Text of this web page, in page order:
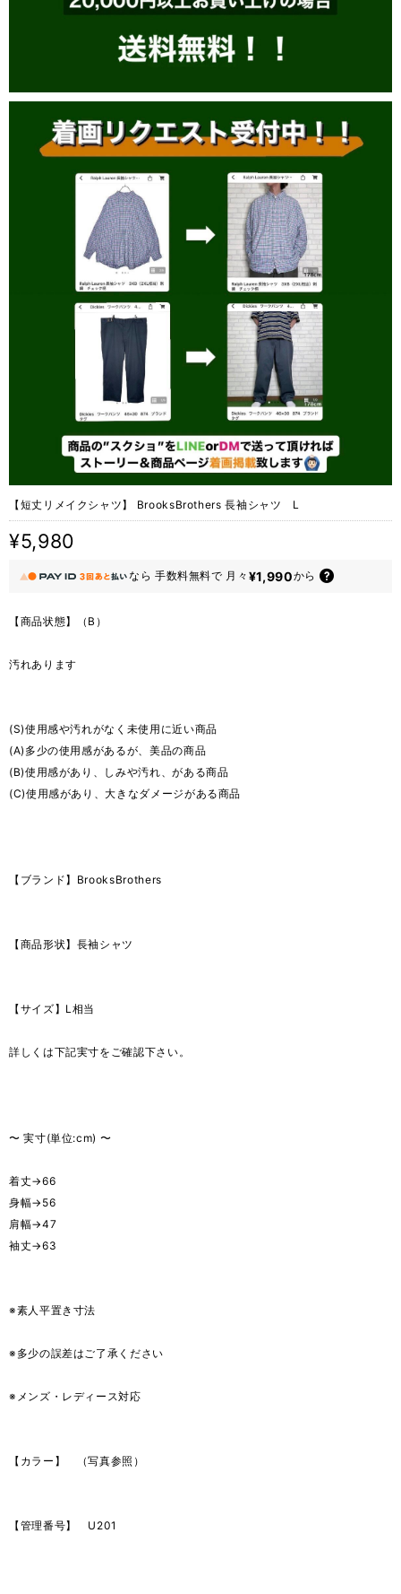
【短丈リメイクシャツ】 BrooksBrothers 長袖シャツ L
¥5,980
なら 手数料無料で 月々 ¥1,990から
【商品状態】（B）
汚れあります
(S)使用感や汚れがなく未使用に近い商品
(A)多少の使用感があるが、美品の商品
(B)使用感があり、しみや汚れ、がある商品
(C)使用感があり、大きなダメージがある商品
【ブランド】BrooksBrothers
【商品形状】長袖シャツ
【サイズ】L相当
詳しくは下記実寸をご確認下さい。
〜 実寸(単位:cm) 〜
着丈→66
身幅→56
肩幅→47
袖丈→63
※素人平置き寸法
※多少の誤差はご了承ください
※メンズ・レディース対応
【カラー】 （写真参照）
【管理番号】 U201